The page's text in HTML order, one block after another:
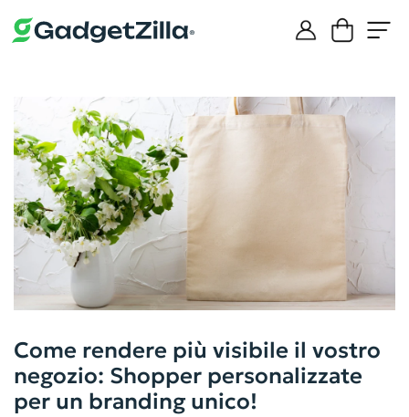
Come rendere più visibile il vostro
negozio: Shopper personalizzate
per un branding unico!